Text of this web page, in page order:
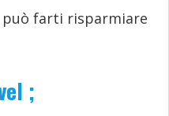
farti risparmiare
;